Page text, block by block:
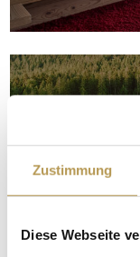
Zustimmung
Diese Webseite